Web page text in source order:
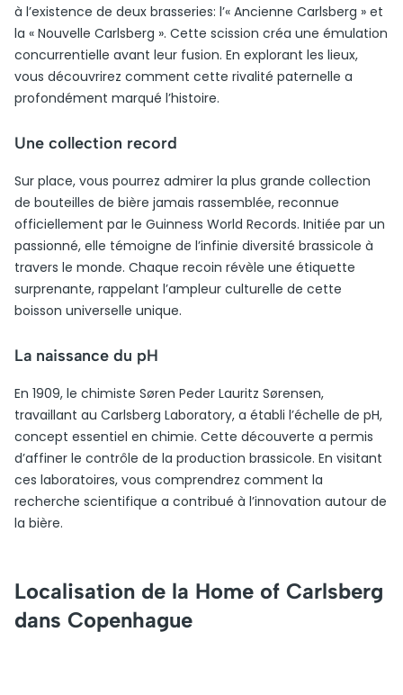
à l’existence de deux brasseries: l’« Ancienne Carlsberg » et
la « Nouvelle Carlsberg ». Cette scission créa une émulation
concurrentielle avant leur fusion. En explorant les lieux,
vous découvrirez comment cette rivalité paternelle a
profondément marqué l’histoire.
Une collection record
Sur place, vous pourrez admirer la plus grande collection
de bouteilles de bière jamais rassemblée, reconnue
officiellement par le Guinness World Records. Initiée par un
passionné, elle témoigne de l’infinie diversité brassicole à
travers le monde. Chaque recoin révèle une étiquette
surprenante, rappelant l’ampleur culturelle de cette
boisson universelle unique.
La naissance du pH
En 1909, le chimiste Søren Peder Lauritz Sørensen,
travaillant au Carlsberg Laboratory, a établi l’échelle de pH,
concept essentiel en chimie. Cette découverte a permis
d’affiner le contrôle de la production brassicole. En visitant
ces laboratoires, vous comprendrez comment la
recherche scientifique a contribué à l’innovation autour de
la bière.
Localisation de la Home of Carlsberg
dans Copenhague